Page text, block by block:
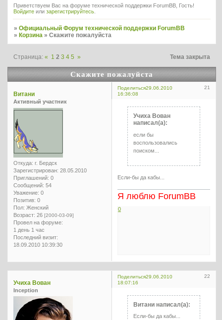
Приветствуем Вас на форуме технической поддержки ForumBB, Гость!
Войдите или зарегистрируйтесь
»Официальный Форум технической поддержки ForumBB
»Корзина »Скажите пожалуйста
Скажите пожалуйста
Страница:« 1 2 3 4 5 » Тема закрыта
Поделиться 21
29.06.2010
16:36:08
Витани
Активный участник
Откуда: г. Бердск
Зарегистрирован: 28.05.2010
Приглашений: 0
Сообщений: 54
Уважение: 0
Позитив: 0
Пол: Женский
Возраст: 26 [2000-03-09]
Провел на форуме:
1 день 1 час
Последний визит:
18.09.2010 10:39:30
Учиха Вован
написал(а):
если бы
воспользовались
поиском...
Если-бы да кабы...
Я люблю ForumBB
0
Поделиться 22
29.06.2010
18:07:16
Учиха Вован
Inception
Витани написал(а):
Если-бы да кабы...